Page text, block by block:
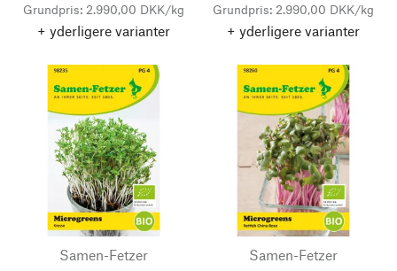
Grundpris: 2.990,00 DKK/kg
+ yderligere varianter
Grundpris: 2.990,00 DKK/kg
+ yderligere varianter
Samen-Fetzer
Samen-Fetzer